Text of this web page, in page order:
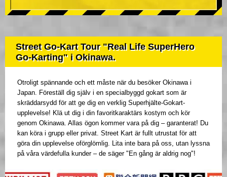
Street Go-Kart Tour "Real Life SuperHero
Go-Karting" i Okinawa.
Otroligt spännande och ett måste när du besöker Okinawa i
Japan. Föreställ dig själv i en specialbyggd gokart som är
skräddarsydd för att ge dig en verklig Superhjälte-Gokart-
upplevelse! Klä ut dig i din favoritkaraktärs kostym och kör
genom Okinawa. Allas ögon kommer vara på dig – garanterat! Du
kan köra i grupp eller privat. Street Kart är fullt utrustat för att
göra din upplevelse oförglömlig. Lita inte bara på oss, utan lyssna
på våra värdefulla kunder – de säger "En gång är aldrig nog"!